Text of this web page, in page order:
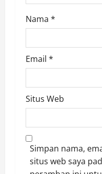
Nama *
Email *
Situs Web
Simpan nama,
situs web saya